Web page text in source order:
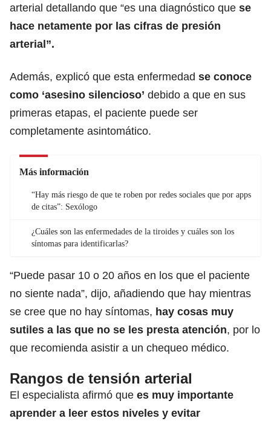
arterial detallando que “es una diagnóstico que se
hace netamente por las cifras de presión
arterial”.
Además, explicó que esta enfermedad se conoce
como ‘asesino silencioso’ debido a que en sus
primeras etapas, el paciente puede ser
completamente asintomático.
Más información
“Hay más riesgo de que te roben por redes sociales que por apps
de citas”: Sexólogo
¿Cuáles son las enfermedades de la tiroides y cuáles son los
síntomas para identificarlas?
“Puede pasar 10 o 20 años en los que el paciente
no siente nada”, dijo, añadiendo que hay mientras
se cree que no hay síntomas, hay cosas muy
sutiles a las que no se les presta atención, por lo
que recomienda asistir a un chequeo médico.
Rangos de tensión arterial
El especialista afirmó que es muy importante
aprender a leer estos niveles y evitar